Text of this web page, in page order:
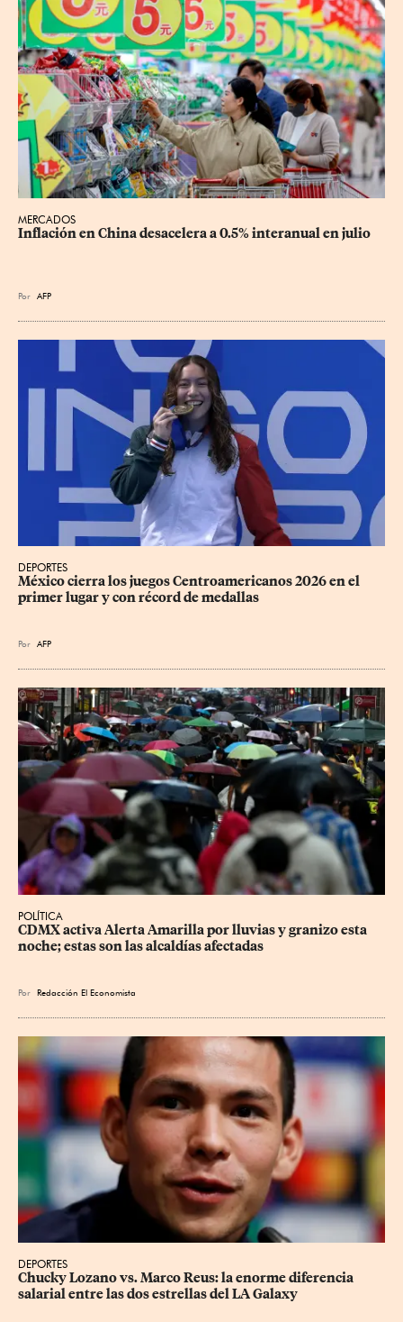
MERCADOS
Inflación en China desacelera a 0.5% interanual en julio
Por AFP
DEPORTES
México cierra los juegos Centroamericanos 2026 en el
primer lugar y con récord de medallas
Por AFP
POLÍTICA
CDMX activa Alerta Amarilla por lluvias y granizo esta
noche; estas son las alcaldías afectadas
Por Redacción El Economista
DEPORTES
Chucky Lozano vs. Marco Reus: la enorme diferencia
salarial entre las dos estrellas del LA Galaxy